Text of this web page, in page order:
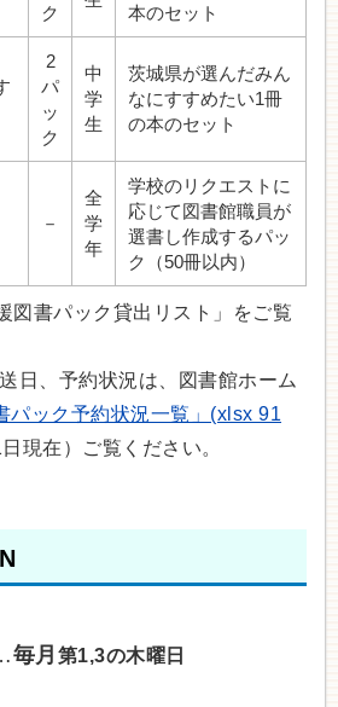
ク
本のセット
2
パ
ッ
ク
中
学
生
茨城県が選んだみん
なにすすめたい1冊
の本のセット
－
全
学
年
学校のリクエストに
応じて図書館職員が
選書し作成するパッ
ク（50冊以内）
図書パック貸出リスト」をご覧
日、予約状況は、図書館ホーム
パック予約状況一覧」(xlsx 91
現在）ご覧ください。
毎月 第1,3の木曜日